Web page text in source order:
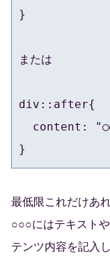
}
または
div::after{
content:
}
最低限これだけあ
○○○にはテキスト
テンツ内容を記入し